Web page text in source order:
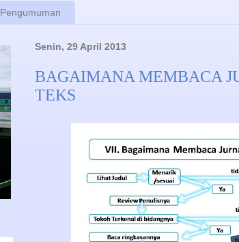
Pengumuman
Senin, 29 April 2013
BAGAIMANA MEMBACA
TEKS